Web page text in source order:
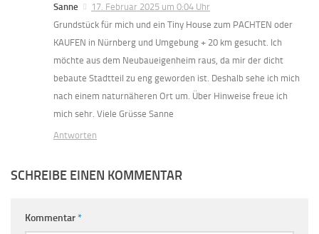
Sanne
17. Februar 2025 um 0:04 Uhr
Grundstück für mich und ein Tiny House zum PACHTEN oder
KAUFEN in Nürnberg und Umgebung + 20 km gesucht. Ich
möchte aus dem Neubaueigenheim raus, da mir der dicht
bebaute Stadtteil zu eng geworden ist. Deshalb sehe ich mich
nach einem naturnäheren Ort um. Über Hinweise freue ich
mich sehr. Viele Grüsse Sanne
Antworten
SCHREIBE EINEN KOMMENTAR
Kommentar*